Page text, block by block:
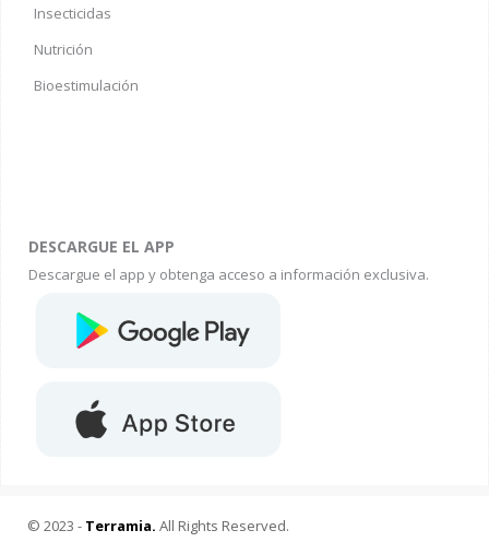
Insecticidas
Nutrición
Bioestimulación
DESCARGUE EL APP
Descargue el app y obtenga acceso a información exclusiva.
© 2023 - Terramia. All Rights Reserved.